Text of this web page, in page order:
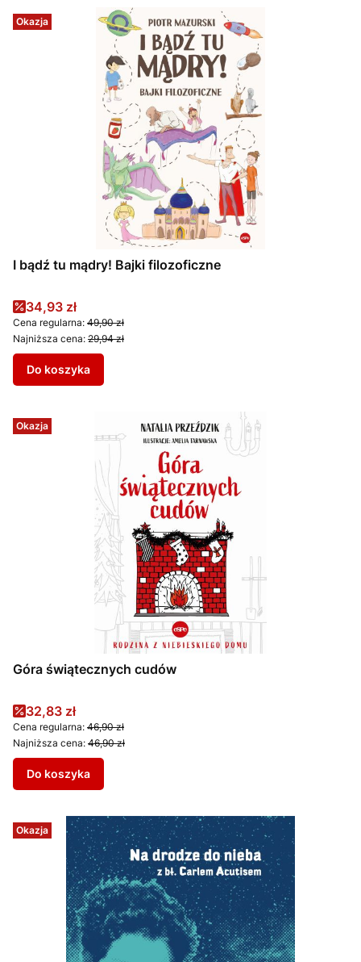
Okazja
I bądź tu mądry! Bajki filozoficzne
Cena promocyjna
34,93 zł
Cena regularna: 49,90 zł
Najniższa cena: 29,94 zł
Do koszyka
Okazja
Góra świątecznych cudów
Cena promocyjna
32,83 zł
Cena regularna: 46,90 zł
Najniższa cena: 46,90 zł
Do koszyka
Okazja